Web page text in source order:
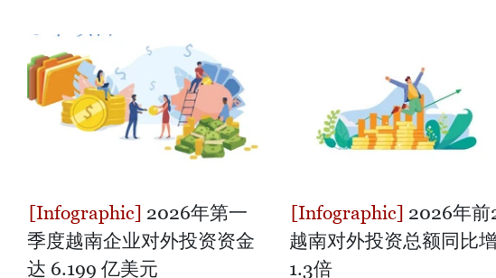
2026年第一
季度越南企业对外投资资金
达 6.199 亿美元
2026年前
越南对外投资总额同比
1.3倍